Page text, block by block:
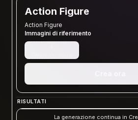
Action Figure
Action Figure
Immagini di riferimento
RISULTATI
La generazione continua in